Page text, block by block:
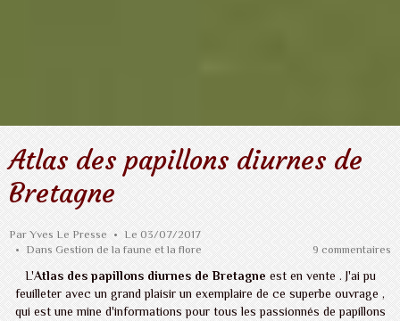
Atlas des papillons diurnes de
Bretagne
ParYves Le Presse
Le 03/07/2017
DansGestion de la faune et la flore 9 commentaires
L'Atlas des papillons diurnes de Bretagneest en vente . J'ai pu
feuilleter avec un grand plaisir un exemplaire de ce superbe ouvrage ,
qui est une mine d'informations pour tous les passionnés de papillons